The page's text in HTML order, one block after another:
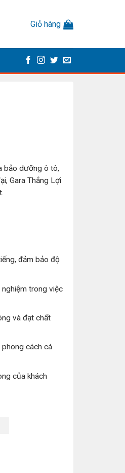
Giỏ hàng
bảo dưỡng ô tô,
Gara Thắng Lợi
đảm bảo độ
trong việc
và đạt chất
phong cách cá
của khách